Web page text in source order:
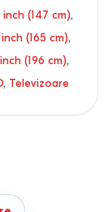
(147 cm),
(165 cm),
(196 cm),
, Televizoare